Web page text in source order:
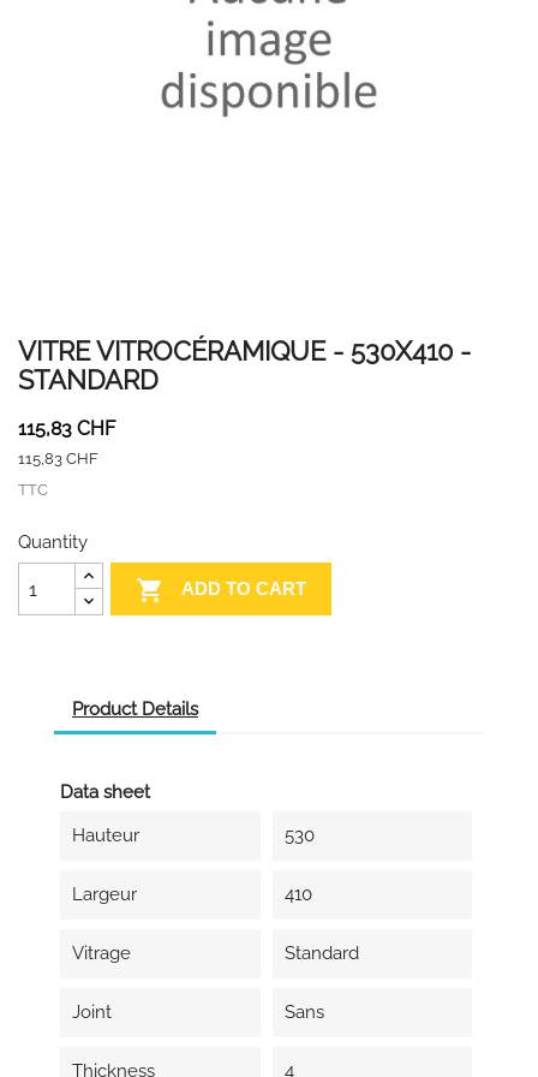
VITRE VITROCÉRAMIQUE - 530X410 -
STANDARD
115,83 CHF
115,83 CHF
TTC
Quantity
 ADD TO CART
Product Details
Data sheet
Hauteur
530
Largeur 410
Vitrage Standard
Joint Sans
Thickness 4